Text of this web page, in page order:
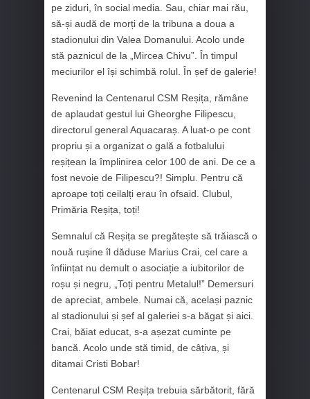
pe ziduri, în social media. Sau, chiar mai rău,
să-și audă de morți de la tribuna a doua a
stadionului din Valea Domanului. Acolo unde
stă paznicul de la „Mircea Chivu”. În timpul
meciurilor el își schimbă rolul. În șef de galerie!
Revenind la Centenarul CSM Reșița, rămâne
de aplaudat gestul lui Gheorghe Filipescu,
directorul general Aquacaraș. A luat-o pe cont
propriu și a organizat o gală a fotbalului
reșițean la împlinirea celor 100 de ani. De ce a
fost nevoie de Filipescu?! Simplu. Pentru că
aproape toți ceilalți erau în ofsaid. Clubul,
Primăria Reșița, toți!
Semnalul că Reșița se pregătește să trăiască o
nouă rușine îl dăduse Marius Crai, cel care a
înființat nu demult o asociație a iubitorilor de
roșu și negru, „Toți pentru Metalul!” Demersuri
de apreciat, ambele. Numai că, același paznic
al stadionului și șef al galeriei s-a băgat și aici.
Crai, băiat educat, s-a așezat cuminte pe
bancă. Acolo unde stă timid, de câțiva, și
ditamai Cristi Bobar!
Centenarul CSM Reșița trebuia sărbătorit, fără